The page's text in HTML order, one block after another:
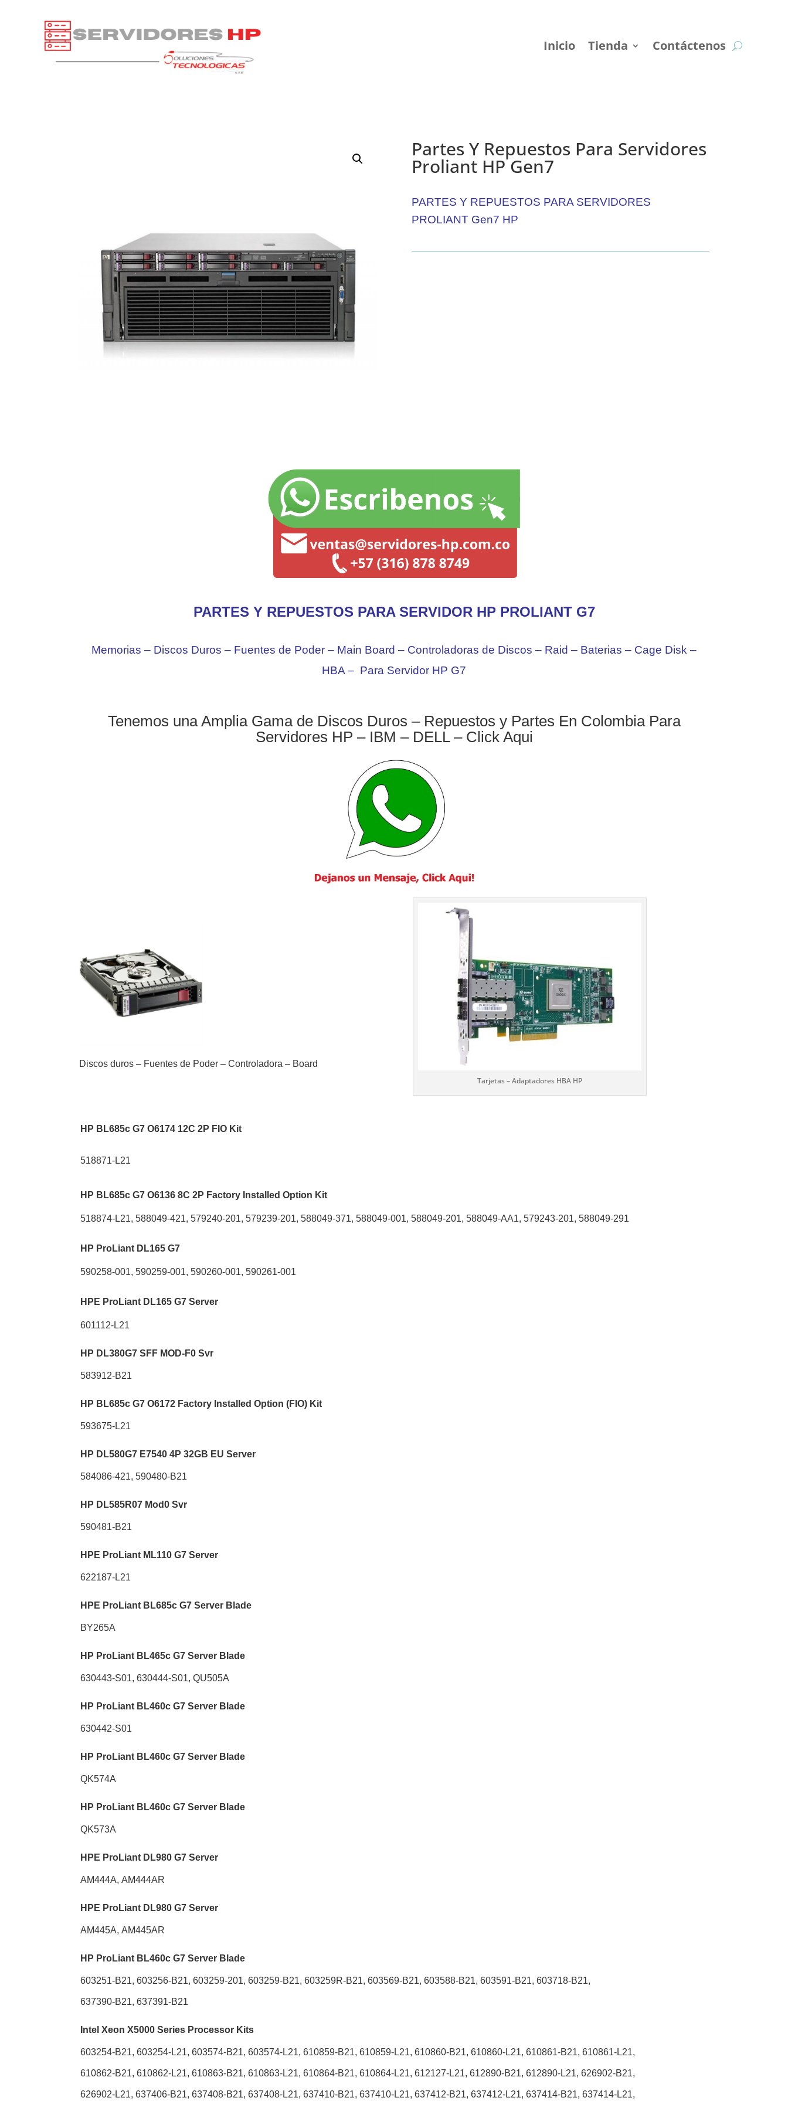
Inicio Tienda Contáctenos
Partes Y Repuestos Para Servidores
Proliant HP Gen7
PARTES Y REPUESTOS PARA SERVIDORES
PROLIANT Gen7 HP
PARTES Y REPUESTOS PARA SERVIDOR HP PROLIANT G7
Memorias – Discos Duros – Fuentes de Poder – Main Board – Controladoras de Discos – Raid – Baterias – Cage Disk –
HBA – Para Servidor HP G7
Tenemos una Amplia Gama de Discos Duros – Repuestos y Partes En Colombia Para
Servidores HP – IBM – DELL – Click Aqui
Discos duros – Fuentes de Poder – Controladora – Board
Tarjetas – Adaptadores HBA HP
HP BL685c G7 O6174 12C 2P FIO Kit
518871-L21
HP BL685c G7 O6136 8C 2P Factory Installed Option Kit
518874-L21, 588049-421, 579240-201, 579239-201, 588049-371, 588049-001, 588049-201, 588049-AA1, 579243-201, 588049-291
HP ProLiant DL165 G7
590258-001, 590259-001, 590260-001, 590261-001
HPE ProLiant DL165 G7 Server
601112-L21
HP DL380G7 SFF MOD-F0 Svr
583912-B21
HP BL685c G7 O6172 Factory Installed Option (FIO) Kit
593675-L21
HP DL580G7 E7540 4P 32GB EU Server
584086-421, 590480-B21
HP DL585R07 Mod0 Svr
590481-B21
HPE ProLiant ML110 G7 Server
622187-L21
HPE ProLiant BL685c G7 Server Blade
BY265A
HP ProLiant BL465c G7 Server Blade
630443-S01, 630444-S01, QU505A
HP ProLiant BL460c G7 Server Blade
630442-S01
HP ProLiant BL460c G7 Server Blade
QK574A
HP ProLiant BL460c G7 Server Blade
QK573A
HPE ProLiant DL980 G7 Server
AM444A, AM444AR
HPE ProLiant DL980 G7 Server
AM445A, AM445AR
HP ProLiant BL460c G7 Server Blade
603251-B21, 603256-B21, 603259-201, 603259-B21, 603259R-B21, 603569-B21, 603588-B21, 603591-B21, 603718-B21,
637390-B21, 637391-B21
Intel Xeon X5000 Series Processor Kits
603254-B21, 603254-L21, 603574-B21, 603574-L21, 610859-B21, 610859-L21, 610860-B21, 610860-L21, 610861-B21, 610861-L21,
610862-B21, 610862-L21, 610863-B21, 610863-L21, 610864-B21, 610864-L21, 612127-L21, 612890-B21, 612890-L21, 626902-B21,
626902-L21, 637406-B21, 637408-B21, 637408-L21, 637410-B21, 637410-L21, 637412-B21, 637412-L21, 637414-B21, 637414-L21,